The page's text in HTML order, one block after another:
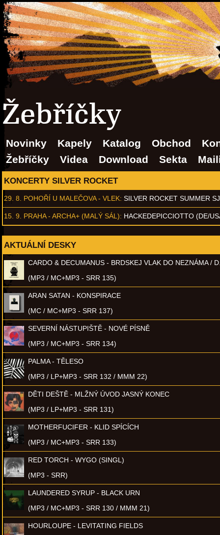
Žebříčky
Novinky Kapely Katalog Obchod
Žebříčky
Videa Download Sekta
KONCERTY SILVER ROCKET
29. 8. POHOŘÍ U MALEČOVA - VLEK: SILVER ROCKET SUMMER
15. 9. PRAHA - ARCHA+ (MALÝ SÁL): HACKEDEPICCIOTTO (DE/
AKTUÁLNÍ DESKY
CARDO & DECUMANUS - BRDSKEJ VLAK DO NEZNÁMA /
(MP3 / MC+MP3 - SRR 135)
ARAN SATAN - KONSPIRACE
(MC / MC+MP3 - SRR 137)
SEVERNÍ NÁSTUPIŠTĚ - NOVÉ PÍSNĚ
(MP3 / MC+MP3 - SRR 134)
PALMA - TĚLESO
(MP3 / LP+MP3 - SRR 132 / MMM 22)
DĚTI DEŠTĚ - MLŽNÝ ÚVOD JASNÝ KONEC
(MP3 / LP+MP3 - SRR 131)
MOTHERFUCIFER - KLID SPÍCÍCH
(MP3 / MC+MP3 - SRR 133)
RED TORCH - WYGO (SINGL)
(MP3 - SRR)
LAUNDERED SYRUP - BLACK URN
(MP3 / MC+MP3 - SRR 130 / MMM 21)
HOURLOUPE - LEVITATING FIELDS